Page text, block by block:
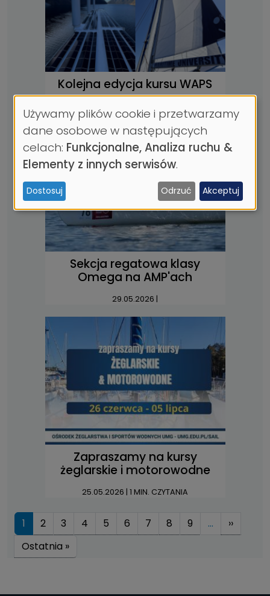
Kolejna edycja kursu WAPS
Sekcja regatowa klasy
Omega na AMP'ach
29.05.2026 |
Zapraszamy na kursy
żeglarskie i motorowodne
25.05.2026 | 1 MIN. CZYTANIA
Stronicowanie
1 2 3 4 5 6 7 8 9 … ››
Ostatnia »Ostatnia strona
Wykorzystanie
danych
osobowych
i
ciasteczek
Używamy plików cookie i przetwarzamy
dane osobowe w następujących
celach: Funkcjonalne, Analiza ruchu &
Elementy z innych serwisów.
Dostosuj Odrzuć Akceptuj